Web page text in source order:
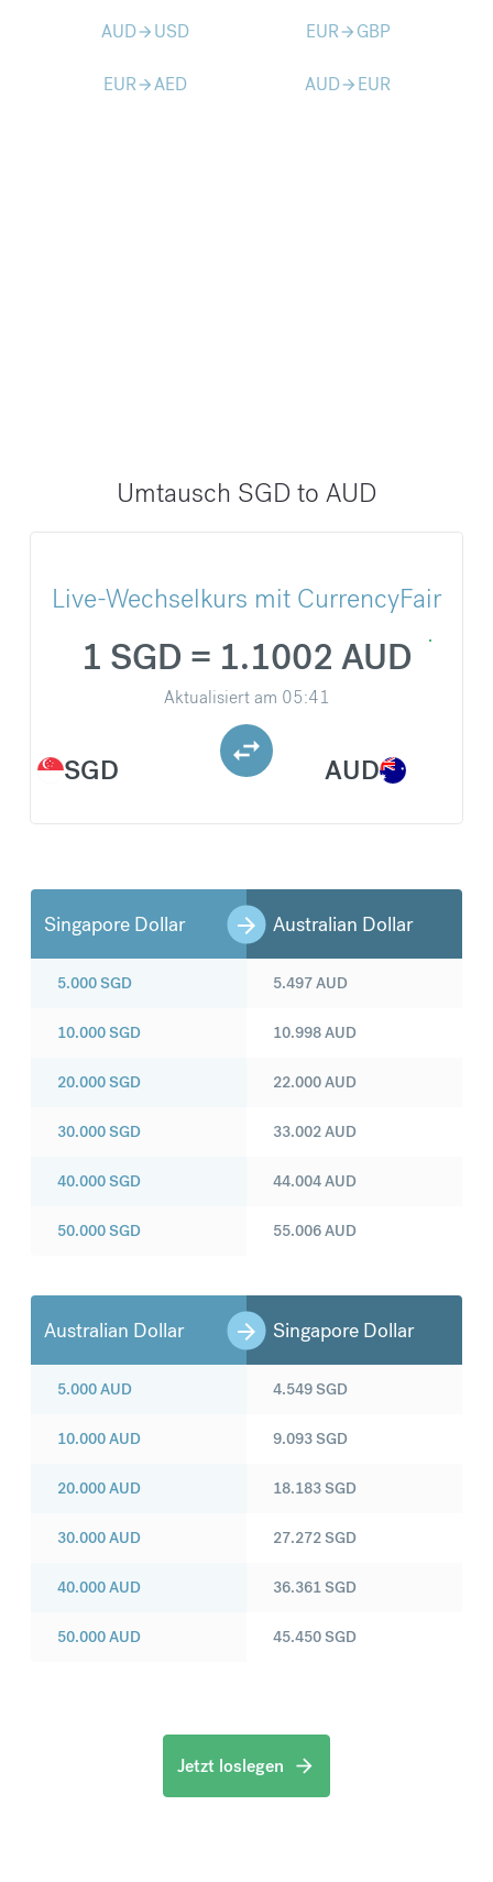
AUDarrow_forward USD EURarrow_forward GBP
EURarrow_forwardAED AUDarrow_forward EUR
Umtausch SGD to AUD
Live-Wechselkurs mit CurrencyFair
SGD
1 SGD = 1.1002 AUD
Aktualisiert am 05:41
AUD
Singapore Dollar Australian Dollar
5.000SGD
10.000SGD
20.000SGD
30.000SGD
40.000SGD
50.000SGD
5.497AUD
10.998AUD
22.000AUD
33.002AUD
44.004AUD
55.006AUD
Australian Dollar Singapore Dollar
5.000AUD
10.000AUD
20.000AUD
30.000AUD
40.000AUD
50.000AUD
4.549SGD
9.093SGD
18.183SGD
27.272SGD
36.361SGD
45.450SGD
Jetzt loslegen